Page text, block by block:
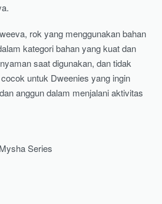
rok yang menggunakan bahan
kategori bahan yang kuat dan
saat digunakan, dan tidak
untuk Dweenies yang ingin
anggun dalam menjalani aktivitas
Series